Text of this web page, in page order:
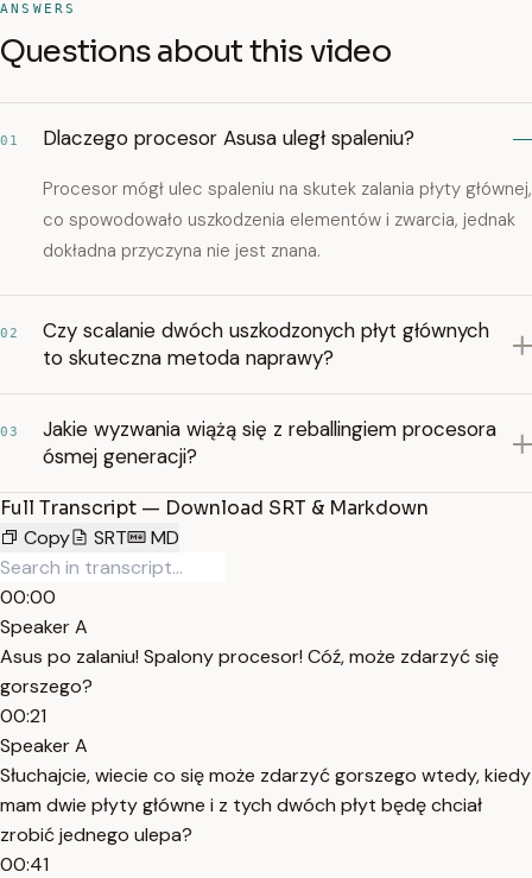
ANSWERS
Questions about this video
01 Dlaczego procesor Asusa uległ spaleniu?
Procesor mógł ulec spaleniu na skutek zalania płyty głównej,
co spowodowało uszkodzenia elementów i zwarcia, jednak
dokładna przyczyna nie jest znana.
02
Czy scalanie dwóch uszkodzonych płyt głównych
to skuteczna metoda naprawy?
03
Jakie wyzwania wiążą się z reballingiem procesora
ósmej generacji?
Full Transcript — Download SRT & Markdown
Copy
SRT MD
00:00
Speaker A
Asus po zalaniu! Spalony procesor! Cóź, może zdarzyć się
gorszego?
00:21
Speaker A
Słuchajcie, wiecie co się może zdarzyć gorszego wtedy, kiedy
mam dwie płyty główne i z tych dwóch płyt będę chciał
zrobić jednego ulepa?
00:41